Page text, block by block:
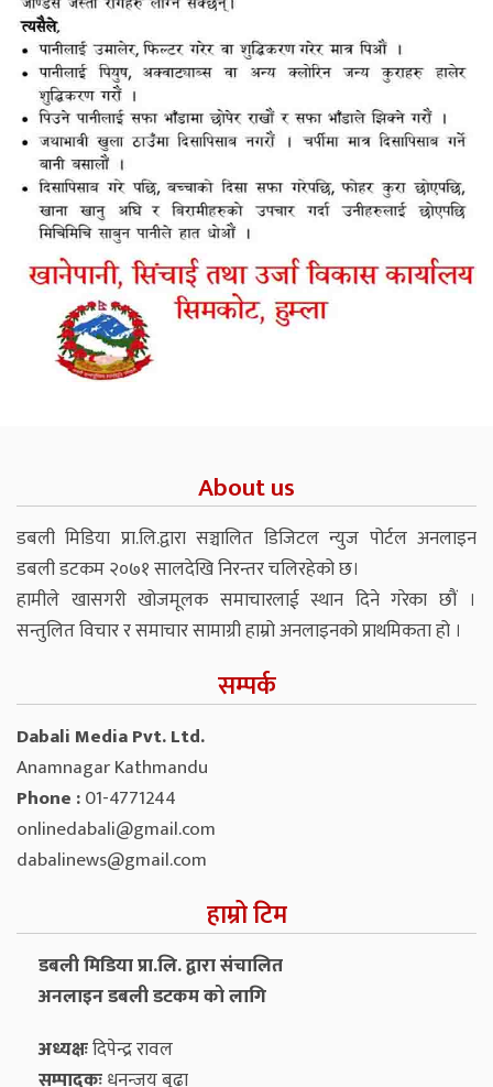
About us
डबली मिडिया प्रा.लि.द्वारा सञ्चालित डिजिटल न्युज पोर्टल अनलाइन
डबली डटकम २०७१ सालदेखि निरन्तर चलिरहेको छ।
हामीले खासगरी खोजमूलक समाचारलाई स्थान दिने गरेका छौं ।
सन्तुलित विचार र समाचार सामाग्री हाम्रो अनलाइनको प्राथमिकता हो ।
सम्पर्क
Dabali Media Pvt. Ltd.
Anamnagar Kathmandu
Phone :01-4771244
onlinedabali@gmail.com
dabalinews@gmail.com
हाम्रो टिम
डबली मिडिया प्रा.लि. द्वारा संचालित
अनलाइन डबली डटकम को लागि
अध्यक्षःदिपेन्द्र रावल
सम्पादकःधनन्‍जय बुढा